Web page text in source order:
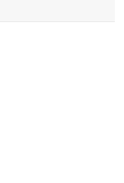
nr 48
im.
nr 49
Samorządu
im.
nr 50
Samorządu